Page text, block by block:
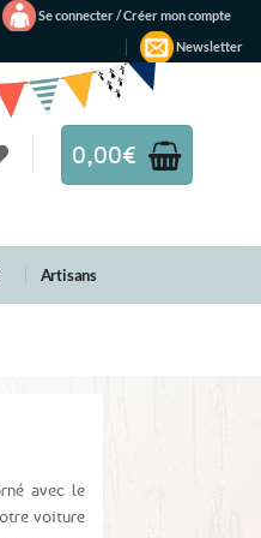
Se connecter / Créer mon compte
Newsletter
0,00€
Artisans
avec le
voiture